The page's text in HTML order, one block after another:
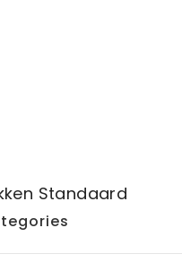
Standaard